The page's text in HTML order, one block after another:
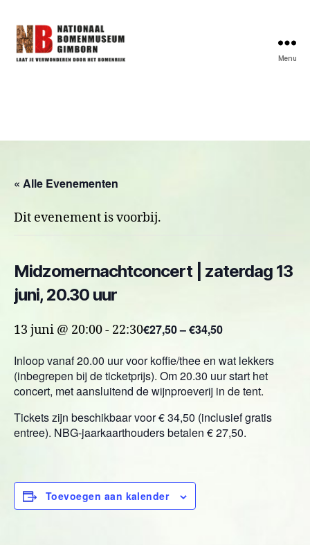
Menu
« Alle Evenementen
Dit evenement is voorbij.
Midzomernachtconcert | zaterdag 13
juni, 20.30 uur
13 juni @ 20:00- 22:30€27,50 – €34,50
Inloop vanaf 20.00 uur voor koffie/thee en wat lekkers
(inbegrepen bij de ticketprijs). Om 20.30 uur start het
concert, met aansluitend de wijnproeverij in de tent.
Tickets zijn beschikbaar voor € 34,50 (inclusief gratis
entree). NBG-jaarkaarthouders betalen € 27,50.
Toevoegen aan kalender